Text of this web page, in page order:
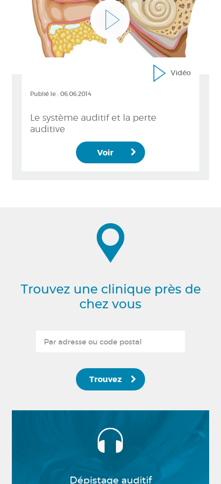
Vidéo
Publié le : 06.06.2014
Le système auditif et la perte
auditive
Voir
Trouvez une clinique près de
chez vous
Trouvez
Dépistage auditif